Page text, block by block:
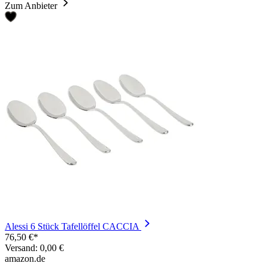
Zum Anbieter
Alessi 6 Stück Tafellöffel CACCIA
76,50 €*
Versand: 0,00 €
amazon.de